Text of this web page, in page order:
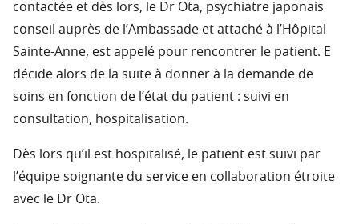
contactée et dès lors, le Dr Ota, psychiatre japonais
conseil auprès de l’Ambassade et attaché à l’Hôpital
Sainte-Anne, est appelé pour rencontrer le patient. E
décide alors de la suite à donner à la demande de
soins en fonction de l’état du patient : suivi en
consultation, hospitalisation.
Dès lors qu’il est hospitalisé, le patient est suivi par
l’équipe soignante du service en collaboration étroite
avec le Dr Ota.